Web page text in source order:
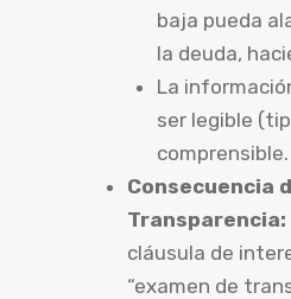
baja pueda
la deuda,
La
ser legible
comprensible.
Consecuencia
Transparencia:
cláusula de
“examen de